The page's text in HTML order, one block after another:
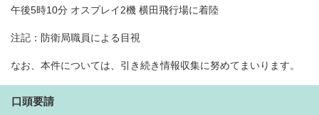
午後5時10分 オスプレイ2機 横田飛行場に着陸
注記：防衛局職員による目視
なお、本件については、引き続き情報収集に努めてまいります。
口頭要請